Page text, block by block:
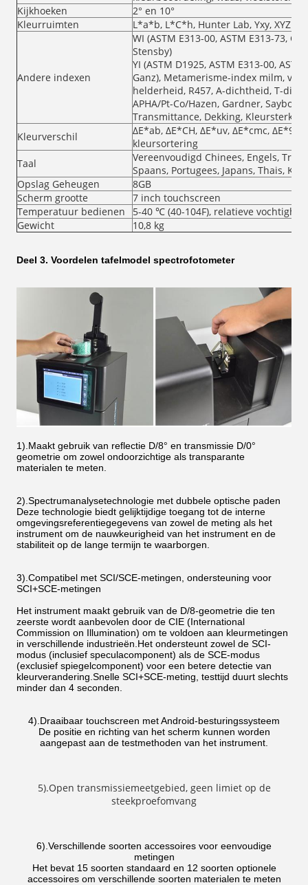
Kijkhoeken
2° en 10°
Kleurruimten
L*a*b, L*C*h, Hunter Lab, Yxy, XYZ
Andere indexen
WI (ASTM E313-00, ASTM E313-73,
Stensby)
YI (ASTM D1925, ASTM E313-00,
Ganz), Metamerisme-index milm,
helderheid, R457, A-dichtheid, T-
APHA/Pt-Co/Hazen, Gardner, Saybolt,
Transmittance, Dekking, Kleursterkte
Kleurverschil
ΔE*ab, ΔE*CH, ΔE*uv, ΔE*cmc,
kleursortering
Taal
Vereenvoudigd Chinees, Engels,
Spaans, Portugees, Japans, Thais,
Opslag Geheugen
8GB
Scherm grootte
7 inch touchscreen
Temperatuur bedienen
5-40 ℃ (40-104F), relatieve
Gewicht
10,8 kg
Deel 3. Voordelen tafelmodel spectrofotometer
1).Maakt gebruik van reflectie D/8° en transmissie D/0°
geometrie om zowel ondoorzichtige als transparante
materialen te meten.
2).Spectrumanalysetechnologie met dubbele optische paden
Deze technologie biedt gelijktijdige toegang tot de interne
omgevingsreferentiegegevens van zowel de meting als het
instrument om de nauwkeurigheid van het instrument en de
stabiliteit op de lange termijn te waarborgen.
3).Compatibel met SCI/SCE-metingen, ondersteuning voor
SCI+SCE-metingen
Het instrument maakt gebruik van de D/8-geometrie die ten
zeerste wordt aanbevolen door de CIE (International
Commission on Illumination) om te voldoen aan kleurmetingen
in verschillende industrieën.Het ondersteunt zowel de SCI-
modus (inclusief speculacomponent) als de SCE-modus
(exclusief spiegelcomponent) voor een betere detectie van
kleurverandering.Snelle SCI+SCE-meting, testtijd duurt slechts
minder dan 4 seconden.
4).Draaibaar touchscreen met Android-besturingssysteem
De positie en richting van het scherm kunnen worden
aangepast aan de testmethoden van het instrument.
5).Open transmissiemeetgebied, geen limiet op de
steekproefomvang
6).Verschillende soorten accessoires voor eenvoudige
metingen
Het bevat 15 soorten standaard en 12 soorten optionele
accessoires om verschillende soorten materialen te meten